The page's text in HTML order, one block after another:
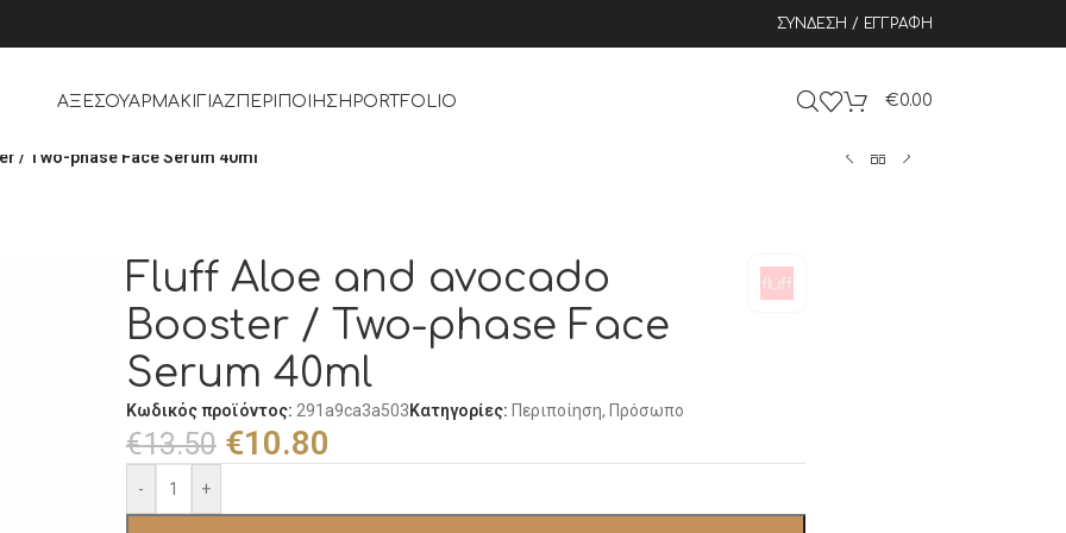
ΣΎΝΔΕΣΗ / ΕΓΓΡΑΦΉ
ΑΞΕΣΟΥΑΡΜΑΚΙΓΙΆΖΠΕΡΙΠΟΊΗΣΗ PORTFOLIO €0.00
/ Two-phase Face Serum 40ml
Fluff Aloe and avocado
Booster / Two-phase Face
Serum 40ml
Κωδικός προϊόντος: 291a9ca3a503Κατηγορίες: Περιποίηση, Πρόσωπο
€13.50 €10.80
- +